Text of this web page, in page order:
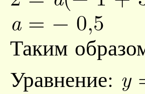
a= − 0,5
Таким
Уравнение: y